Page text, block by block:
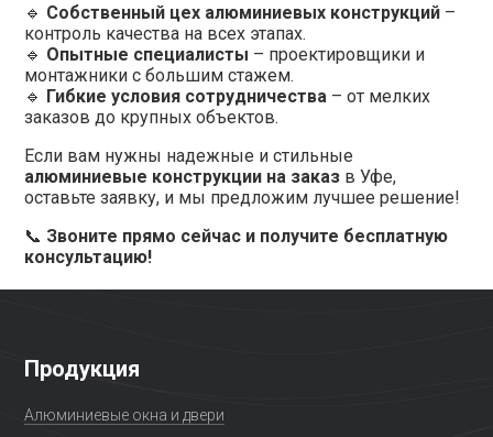
🔹 Собственный цех алюминиевых конструкций–
контроль качества на всех этапах.
🔹 Опытные специалисты – проектировщики и
монтажники с большим стажем.
🔹 Гибкие условия сотрудничества – от мелких
заказов до крупных объектов.
Если вам нужны надежные и стильные
алюминиевые конструкции на заказв Уфе,
оставьте заявку, и мы предложим лучшее решение!
📞 Звоните прямо сейчас и получите бесплатную
консультацию!
Продукция
Алюминиевые окна и двери